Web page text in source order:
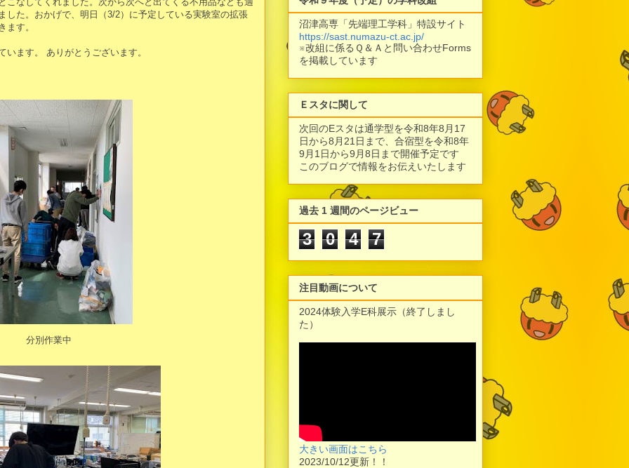
した。おかげで、明日（3/2）に予定している実験室の拡張
ます。
ます。 ありがとうございます。
分別作業中
沼津高専「先端理工学科」特設サイト
https://sast.numazu-ct.ac.jp/
※改組に係るＱ＆Ａと問い合わせForms
を掲載しています
Ｅスタに関して
次回のEスタは通学型を令和8年8月17
日から8月21日まで、合宿型を令和8年
9月1日から9月8日まで開催予定です
このブログで情報をお伝えいたします
過去 1 週間のページビュー
3 0 4 7
注目動画について
2024体験入学E科展示（終了しまし
た）
大きい画面はこちら
2023/10/12更新！！